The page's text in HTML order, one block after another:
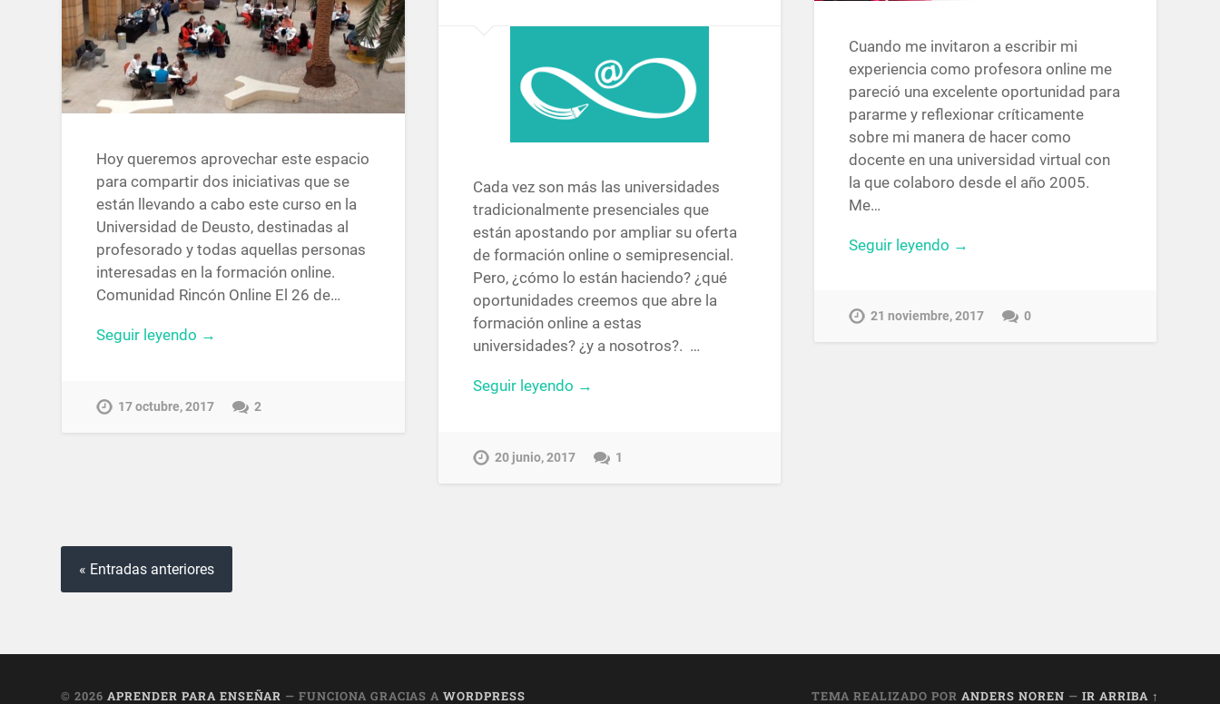
Cuando me invitaron a escribir mi
experiencia como profesora online me
pareció una excelente oportunidad para
pararme y reflexionar críticamente
sobre mi manera de hacer como
docente en una universidad virtual con
la que colaboro desde el año 2005.
Me…
Seguir leyendo →
21 noviembre, 2017 0
Hoy queremos aprovechar este espacio
para compartir dos iniciativas que se
están llevando a cabo este curso en la
Universidad de Deusto, destinadas al
profesorado y todas aquellas personas
interesadas en la formación online.
Comunidad Rincón Online El 26 de…
Seguir leyendo →
17 octubre, 2017 2
Cada vez son más las universidades
tradicionalmente presenciales que
están apostando por ampliar su oferta
de formación online o semipresencial.
Pero, ¿cómo lo están haciendo? ¿qué
oportunidades creemos que abre la
formación online a estas
universidades? ¿y a nosotros?. …
Seguir leyendo →
20 junio, 2017 1
« Entradas anteriores
© 2026 APRENDER PARA ENSEÑAR — FUNCIONA GRACIAS AWORDPRESS TEMA REALIZADO POR ANDERS NOREN — IR ARRIBA ↑